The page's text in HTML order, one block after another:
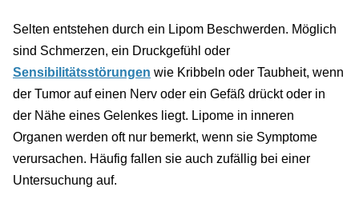
Selten entstehen durch ein Lipom Beschwerden. Möglich
sind Schmerzen, ein Druckgefühl oder
Sensibilitätsstörungen wie Kribbeln oder Taubheit, wenn
der Tumor auf einen Nerv oder ein Gefäß drückt oder in
der Nähe eines Gelenkes liegt. Lipome in inneren
Organen werden oft nur bemerkt, wenn sie Symptome
verursachen. Häufig fallen sie auch zufällig bei einer
Untersuchung auf.